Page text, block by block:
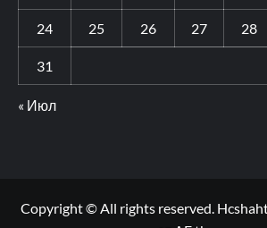
24 25 26 27 28
31
« Июл
Copyright © All rights reserved.